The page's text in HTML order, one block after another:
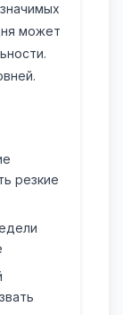
может
резкие